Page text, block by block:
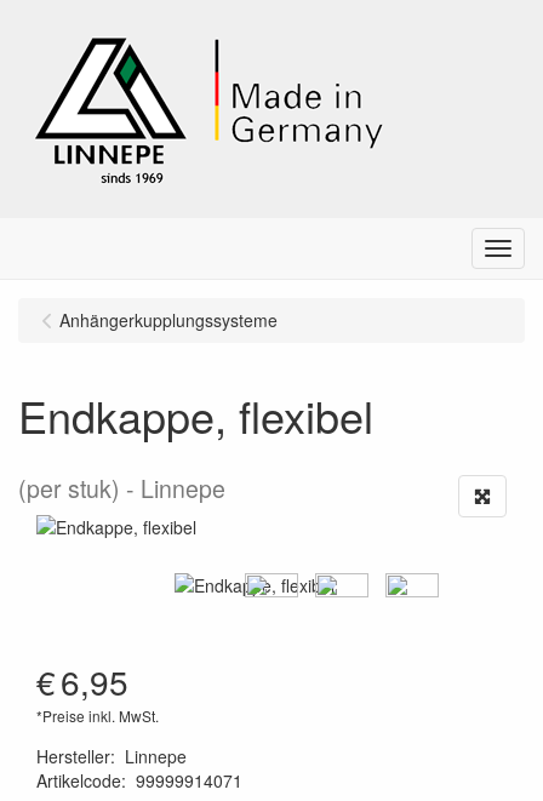
Menu
Anhängerkupplungssysteme
Endkappe, flexibel
(per stuk) Linnepe
€6,95
*Preise inkl. MwSt.
Hersteller: Linnepe
Artikelcode: 99999914071